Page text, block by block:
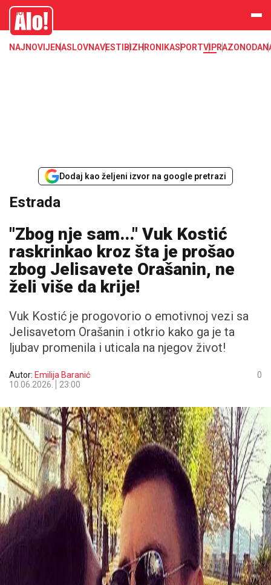
Estrada, poznati, VIP
Alo
NAJNOVIJENASLOVNAVESTI BIZHRONIKASPORTVIPRAZONODA
Dodaj kao željeni izvor na google pretrazi
Estrada
"Zbog nje sam..." Vuk Kostić
raskrinkao kroz šta je prošao
zbog Jelisavete Orašanin, ne
želi više da krije!
Vuk Kostić je progovorio o emotivnoj vezi sa
Jelisavetom Orašanin i otkrio kako ga je ta
ljubav promenila i uticala na njegov život!
Autor: Emilija Baranić
10.06.2026.
23:00
0